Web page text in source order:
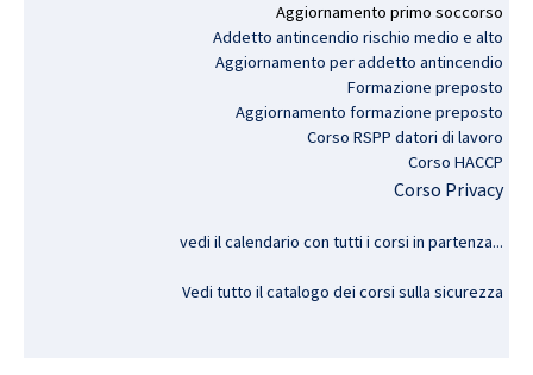
Aggiornamento primo soccorso
Addetto antincendio rischio medio e alto
Aggiornamento per addetto antincendio
Formazione preposto
Aggiornamento formazione preposto
Corso RSPP datori di lavoro
Corso HACCP
Corso Privacy
vedi il calendario con tutti i corsi in partenza...
Vedi tutto il catalogo dei corsi sulla sicurezza